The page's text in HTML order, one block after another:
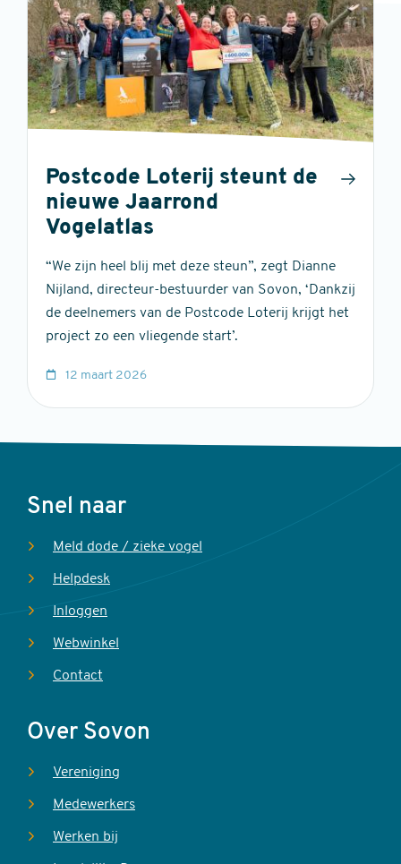
Postcode Loterij steunt de
nieuwe Jaarrond
Vogelatlas
“We zijn heel blij met deze steun”, zegt Dianne
Nijland, directeur-bestuurder van Sovon, ‘Dankzij
de deelnemers van de Postcode Loterij krijgt het
project zo een vliegende start’.
12 maart 2026
Voet
Snel naar
Meld dode / zieke vogel
Helpdesk
Inloggen
Webwinkel
Contact
Over Sovon
Vereniging
Medewerkers
Werken bij